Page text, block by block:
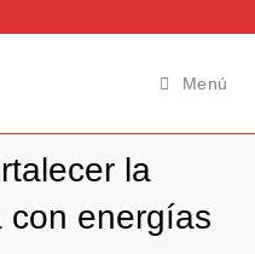
Menú
la
con energías